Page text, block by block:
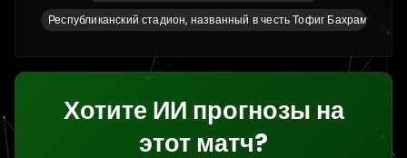
Республиканский стадион, названный в честь Тофиг Бахрамов
Хотите ИИ прогнозы на
этот матч?